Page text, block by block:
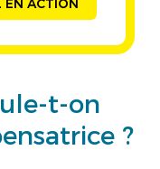
EN ACTION
t-on
?